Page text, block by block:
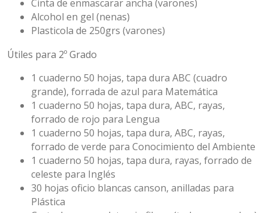
Cinta de enmascarar ancha (varones)
Alcohol en gel (nenas)
Plasticola de 250grs (varones)
Útiles para 2º Grado
1 cuaderno 50 hojas, tapa dura ABC (cuadro
grande), forrada de azul para Matemática
1 cuaderno 50 hojas, tapa dura, ABC, rayas,
forrado de rojo para Lengua
1 cuaderno 50 hojas, tapa dura, ABC, rayas,
forrado de verde para Conocimiento del Ambiente
1 cuaderno 50 hojas, tapa dura, rayas, forrado de
celeste para Inglés
30 hojas oficio blancas canson, anilladas para
Plástica